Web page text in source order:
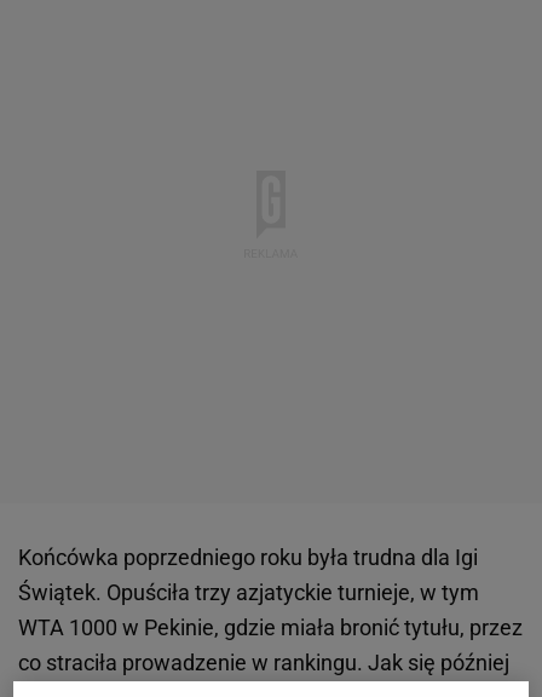
Końcówka poprzedniego roku była trudna dla Igi
Świątek. Opuściła trzy azjatyckie turnieje, w tym
WTA 1000 w Pekinie, gdzie miała bronić tytułu, przez
co straciła prowadzenie w rankingu. Jak się później